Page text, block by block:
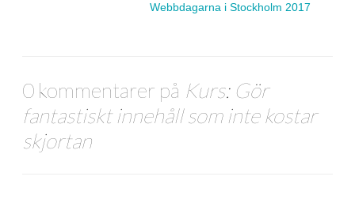
Webbdagarna i Stockholm 2017
0 kommentarer på Kurs: Gör
fantastiskt innehåll som inte kostar
skjortan